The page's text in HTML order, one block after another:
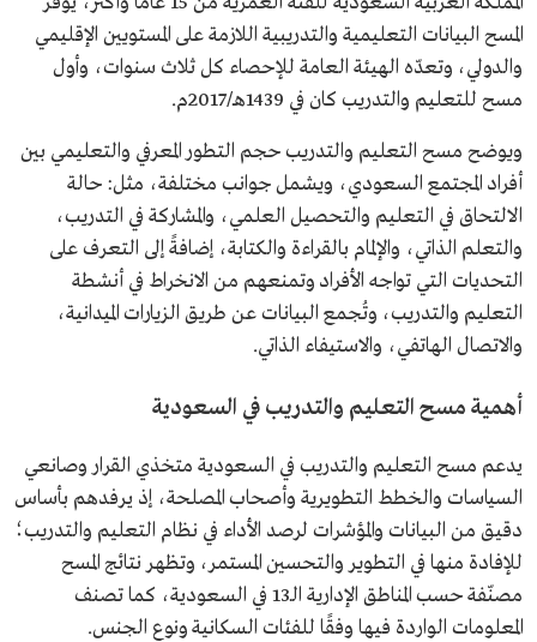
المسح البيانات التعليمية والتدريبية اللازمة على المستويين الإقليمي
والدولي، وتعدّه الهيئة العامة للإحصاء كل ثلاث سنوات، وأول
مسح للتعليم والتدريب كان في 1439هـ/2017م.
ويوضح مسح التعليم والتدريب حجم التطور المعرفي والتعليمي بين
أفراد المجتمع السعودي، ويشمل جوانب مختلفة، مثل: حالة
الالتحاق في التعليم والتحصيل العلمي، والمشاركة في التدريب،
والتعلم الذاتي، والإلمام بالقراءة والكتابة، إضافةً إلى التعرف على
التحديات التي تواجه الأفراد وتمنعهم من الانخراط في أنشطة
التعليم والتدريب، وتُجمع البيانات عن طريق الزيارات الميدانية،
والاتصال الهاتفي، والاستيفاء الذاتي.
أهمية مسح التعليم والتدريب في السعودية
يدعم مسح التعليم والتدريب في السعودية متخذي القرار وصانعي
السياسات والخطط التطويرية وأصحاب المصلحة، إذ يرفدهم بأساس
دقيق من البيانات والمؤشرات لرصد الأداء في نظام التعليم والتدريب؛
للإفادة منها في التطوير والتحسين المستمر، وتظهر نتائج المسح
مصنّفة حسب المناطق الإدارية الـ13 في السعودية، كما تصنف
المعلومات الواردة فيها وفقًا للفئات السكانية ونوع الجنس.